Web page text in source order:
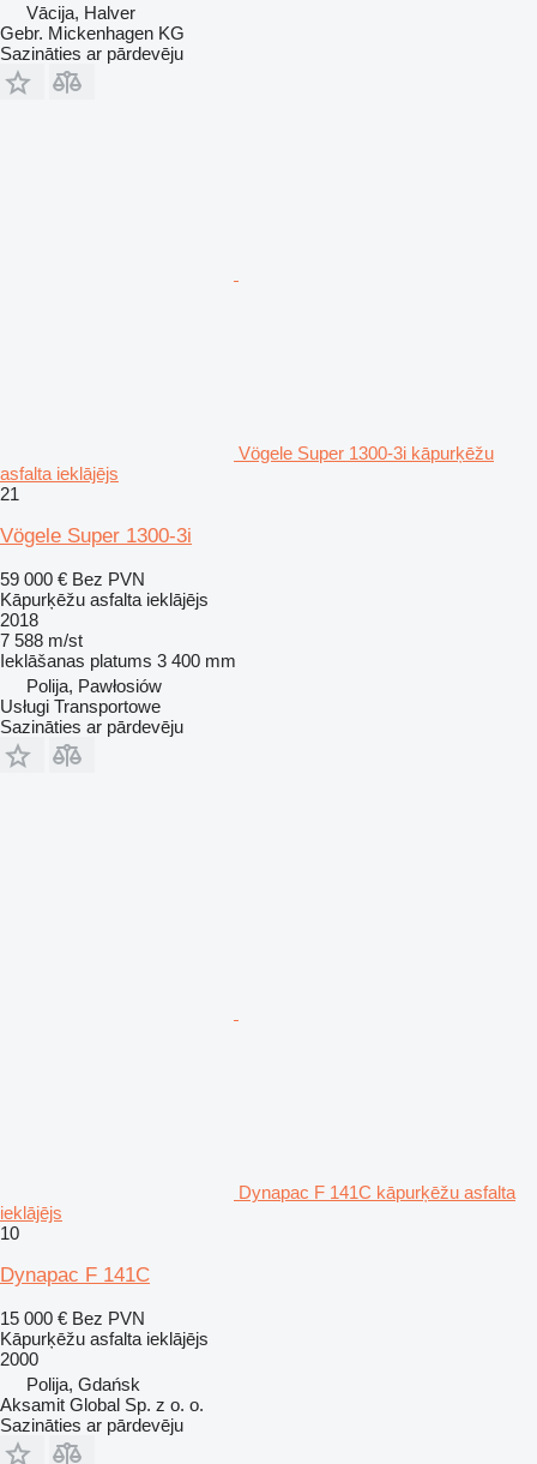
Vācija, Halver
Gebr. Mickenhagen KG
Sazināties ar pārdevēju
Vögele Super 1300-3i kāpurķēžu
asfalta ieklājējs
21
Vögele Super 1300-3i
59 000 € Bez PVN
Kāpurķēžu asfalta ieklājējs
2018
7 588 m/st
Ieklāšanas platums 3 400 mm
Polija, Pawłosiów
Usługi Transportowe
Sazināties ar pārdevēju
Dynapac F 141C kāpurķēžu asfalta
ieklājējs
10
Dynapac F 141C
15 000 € Bez PVN
Kāpurķēžu asfalta ieklājējs
2000
Polija, Gdańsk
Aksamit Global Sp. z o. o.
Sazināties ar pārdevēju